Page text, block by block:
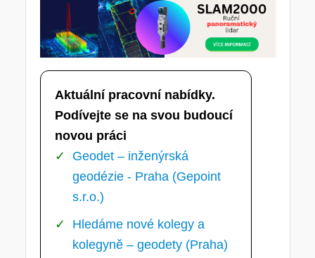
Aktuální pracovní nabídky.
Podívejte se na svou budoucí
novou práci
Geodet – inženýrská
geodézie - Praha (Gepoint
s.r.o.)
Hledáme nové kolegy a
kolegyně – geodety (Praha)